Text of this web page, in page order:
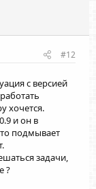
#12
с версией
хочется.
и он в
подмывает
задачи,
?